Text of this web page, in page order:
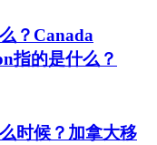
？Canada
指的是什么？
时候？加拿大移